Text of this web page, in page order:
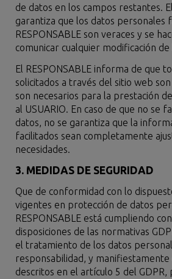
de datos en los campos restantes.
garantiza que los datos personales
RESPONSABLE son veraces y se
comunicar cualquier modificación de
El RESPONSABLE informa de que
solicitados a través del sitio web
son necesarios para la prestación
al USUARIO. En caso de que no se
datos, no se garantiza que la
facilitados sean completamente
necesidades.
3. MEDIDAS DE SEGURIDAD
Que de conformidad con lo
vigentes en protección de datos
RESPONSABLE está cumpliendo
disposiciones de las normativas
el tratamiento de los datos
responsabilidad, y manifiestamente
descritos en el artículo 5 del GDPR,